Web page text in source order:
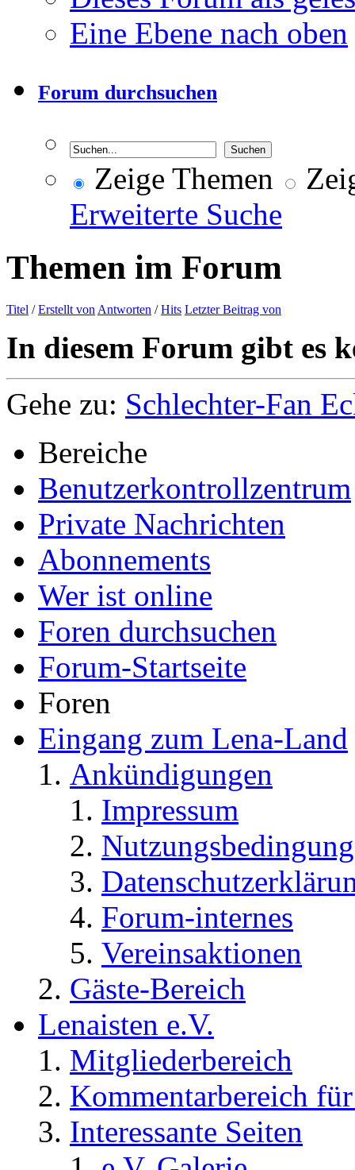
Eine Ebene nach oben
Forum durchsuchen
Zeige Themen
Erweiterte Suche
Themen im Forum
Titel /Erstellt von Antworten /Hits Letzter Beitrag von
In diesem Forum gibt es
Gehe zu: Schlechter-Fan
Bereiche
Benutzerkontrollzentrum
Private Nachrichten
Abonnements
Wer ist online
Foren durchsuchen
Forum-Startseite
Foren
Eingang zum Lena-Land
Ankündigungen
Impressum
Forum-internes
Vereinsaktionen
Gäste-Bereich
Lenaisten e.V.
Mitgliederbereich
Kommentarbereich
Interessante Seiten